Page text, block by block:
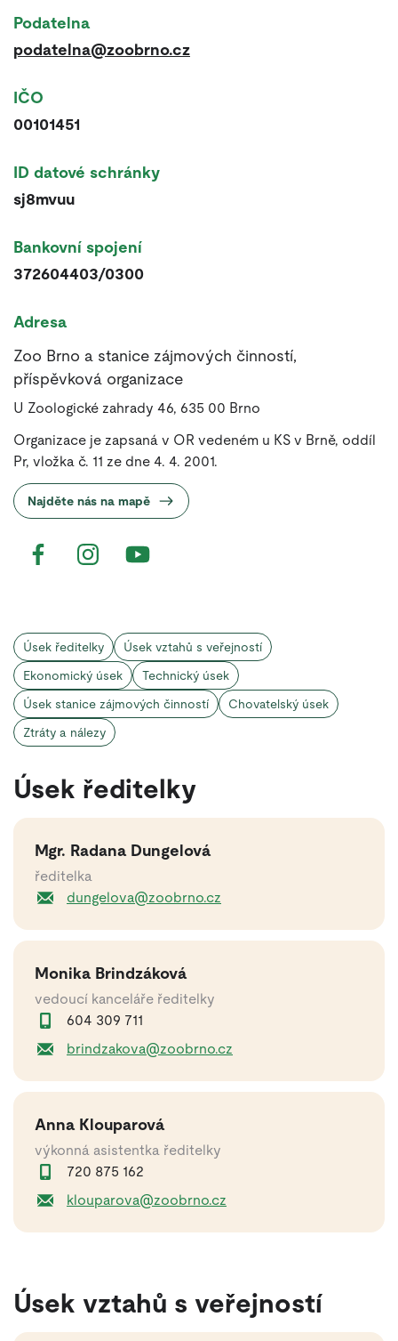
Podatelna
podatelna@zoobrno.cz
IČO
00101451
ID datové schránky
sj8mvuu
Bankovní spojení
372604403/0300
Adresa
Zoo Brno a stanice zájmových činností,
příspěvková organizace
U Zoologické zahrady 46, 635 00 Brno
Organizace je zapsaná v OR vedeném u KS v Brně, oddíl
Pr, vložka č. 11 ze dne 4. 4. 2001.
Najděte nás na mapě
Úsek ředitelky
Úsek vztahů s veřejností
Ekonomický úsek
Technický úsek
Úsek stanice zájmových činností
Chovatelský úsek
Ztráty a nálezy
Úsek ředitelky
Mgr. Radana Dungelová
ředitelka
dungelova@zoobrno.cz
Monika Brindzáková
vedoucí kanceláře ředitelky
604 309 711
brindzakova@zoobrno.cz
Anna Klouparová
výkonná asistentka ředitelky
720 875 162
klouparova@zoobrno.cz
Úsek vztahů s veřejností